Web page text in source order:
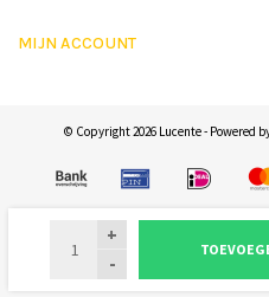
+
-
MIJN ACCOUNT
© Copyright 2026 Lucente - Powered